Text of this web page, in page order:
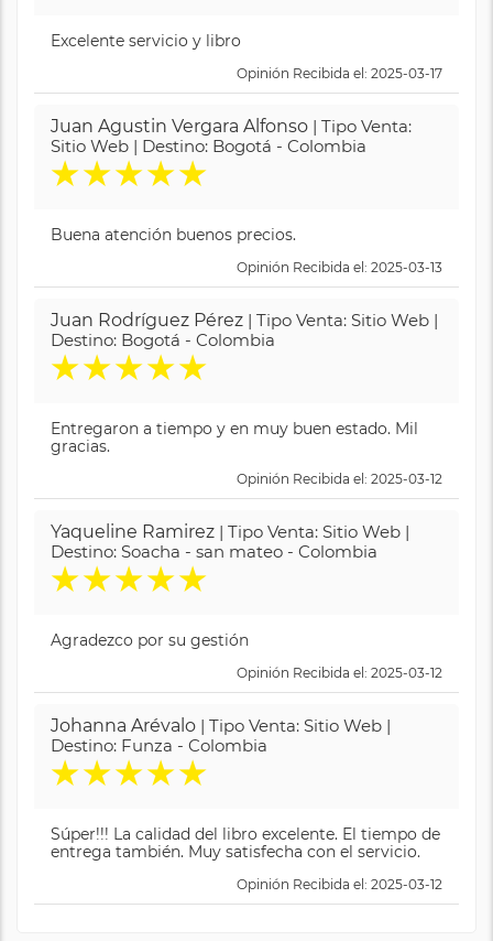
Excelente servicio y libro
Opinión Recibida el: 2025-03-17
Juan Agustin Vergara Alfonso | Tipo Venta:
Sitio Web | Destino: Bogotá - Colombia
★★★★★
Buena atención buenos precios.
Opinión Recibida el: 2025-03-13
Juan Rodríguez Pérez | Tipo Venta: Sitio Web |
Destino: Bogotá - Colombia
★★★★★
Entregaron a tiempo y en muy buen estado. Mil
gracias.
Opinión Recibida el: 2025-03-12
Yaqueline Ramirez | Tipo Venta: Sitio Web |
Destino: Soacha - san mateo - Colombia
★★★★★
Agradezco por su gestión
Opinión Recibida el: 2025-03-12
Johanna Arévalo | Tipo Venta: Sitio Web |
Destino: Funza - Colombia
★★★★★
Súper!!! La calidad del libro excelente. El tiempo de
entrega también. Muy satisfecha con el servicio.
Opinión Recibida el: 2025-03-12